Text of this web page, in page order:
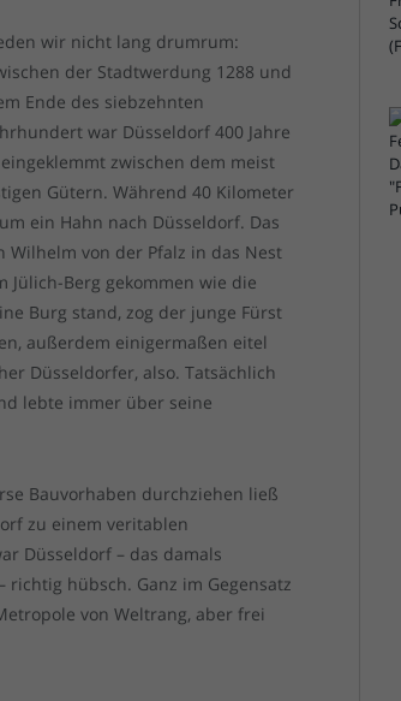
wir nicht lang drumrum:
der Stadtwerdung 1288 und
Ende des siebzehnten
war Düsseldorf 400 Jahre
zwischen dem meist
Gütern. Während 40 Kilometer
ein Hahn nach Düsseldorf. Das
Wilhelm von der Pfalz in das Nest
Berg gekommen wie die
Burg stand, zog der junge Fürst
außerdem einigermaßen eitel
Düsseldorfer, also. Tatsächlich
lebte immer über seine
Bauvorhaben durchziehen ließ
zu einem veritablen
Düsseldorf – das damals
hübsch. Ganz im Gegensatz
von Weltrang, aber frei